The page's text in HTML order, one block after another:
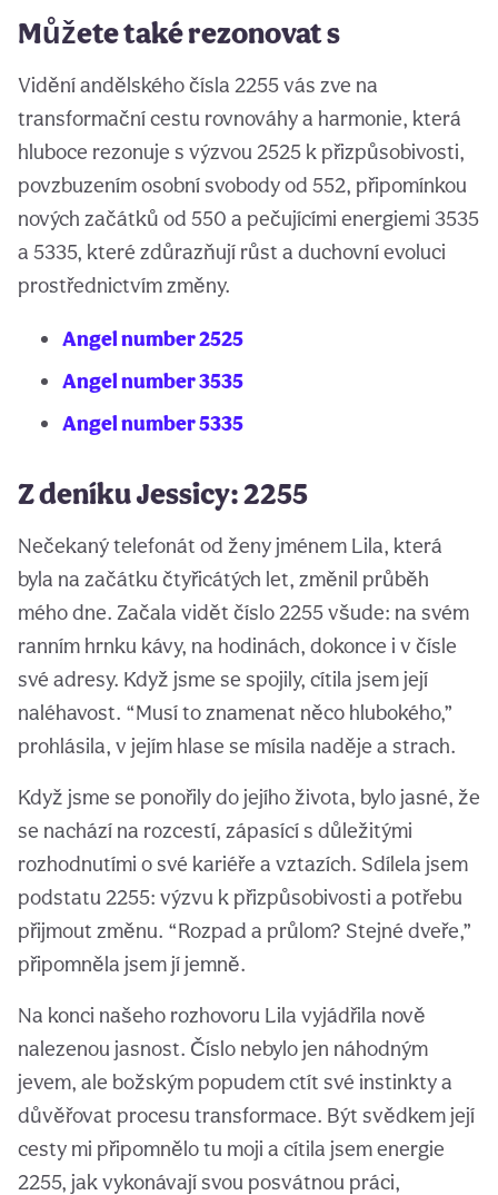
Můžete také rezonovat s
Vidění andělského čísla 2255 vás zve na
transformační cestu rovnováhy a harmonie, která
hluboce rezonuje s výzvou 2525 k přizpůsobivosti,
povzbuzením osobní svobody od 552, připomínkou
nových začátků od 550 a pečujícími energiemi 3535
a 5335, které zdůrazňují růst a duchovní evoluci
prostřednictvím změny.
Angel number 2525
Angel number 3535
Angel number 5335
Z deníku Jessicy: 2255
Nečekaný telefonát od ženy jménem Lila, která
byla na začátku čtyřicátých let, změnil průběh
mého dne. Začala vidět číslo 2255 všude: na svém
ranním hrnku kávy, na hodinách, dokonce i v čísle
své adresy. Když jsme se spojily, cítila jsem její
naléhavost. “Musí to znamenat něco hlubokého,”
prohlásila, v jejím hlase se mísila naděje a strach.
Když jsme se ponořily do jejího života, bylo jasné, že
se nachází na rozcestí, zápasící s důležitými
rozhodnutími o své kariéře a vztazích. Sdílela jsem
podstatu 2255: výzvu k přizpůsobivosti a potřebu
přijmout změnu. “Rozpad a průlom? Stejné dveře,”
připomněla jsem jí jemně.
Na konci našeho rozhovoru Lila vyjádřila nově
nalezenou jasnost. Číslo nebylo jen náhodným
jevem, ale božským popudem ctít své instinkty a
důvěřovat procesu transformace. Být svědkem její
cesty mi připomnělo tu moji a cítila jsem energie
2255, jak vykonávají svou posvátnou práci,